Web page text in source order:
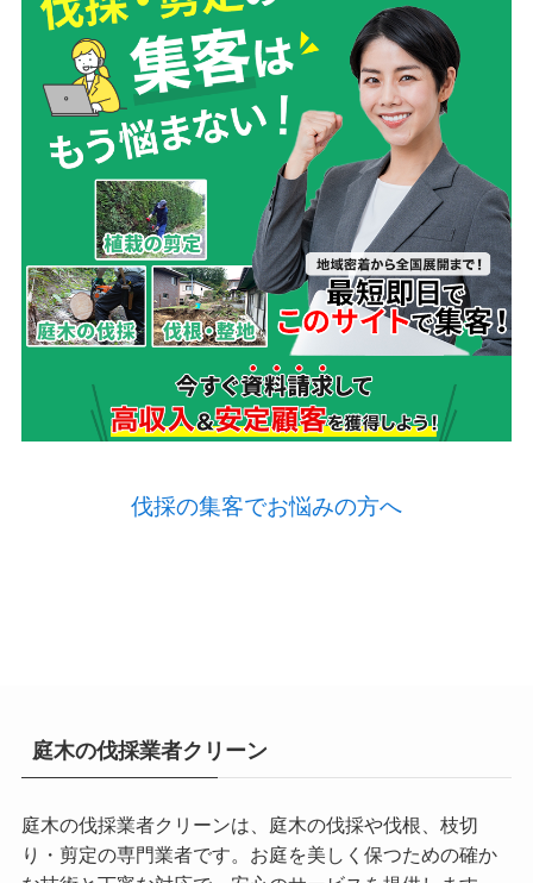
伐採の集客でお悩みの方へ
庭木の伐採業者クリーン
庭木の伐採業者クリーンは、庭木の伐採や伐根、枝切
り・剪定の専門業者です。お庭を美しく保つための確か